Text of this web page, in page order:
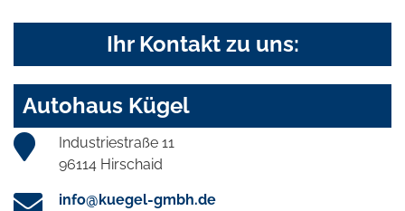
Ihr Kontakt zu uns:
Autohaus Kügel
Industriestraße 11
96114 Hirschaid
info@kuegel-gmbh.de